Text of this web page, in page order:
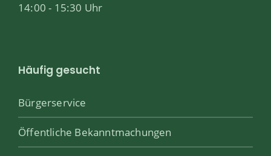
14:00 - 15:30 Uhr
Häufig gesucht
Bürgerservice
Öffentliche Bekanntmachungen